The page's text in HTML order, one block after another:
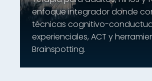
enfoque integrador donde
técnicas cognitivo-
experienciales, ACT y
Brainspotting.